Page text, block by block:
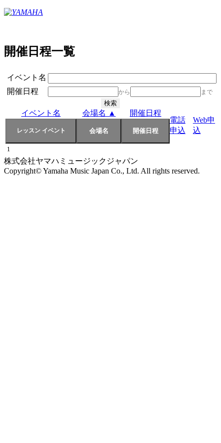
開催日程一覧
イベント名
開催日程
から まで
イベント名 会場名 ▲
開催日程
電話
申込
Web申
込
1
株式会社ヤマハミュージックジャパン
Copyright© Yamaha Music Japan Co., Ltd. All rights reserved.